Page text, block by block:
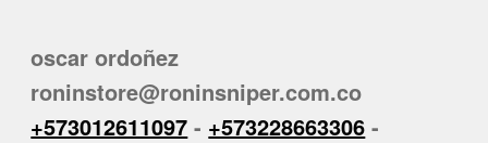
oscar ordoñez
roninstore@roninsniper.com.co
+573012611097 - +573228663306 -